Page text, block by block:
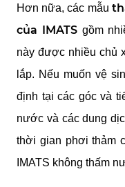
Hơn nữa, các mẫu
của IMATS gồm
này được nhiều chủ
lắp. Nếu muốn vệ
định tại các góc và
nước và các dung
thời gian phơi thảm
IMATS không thấm